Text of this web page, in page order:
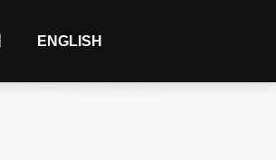
ENGLISH